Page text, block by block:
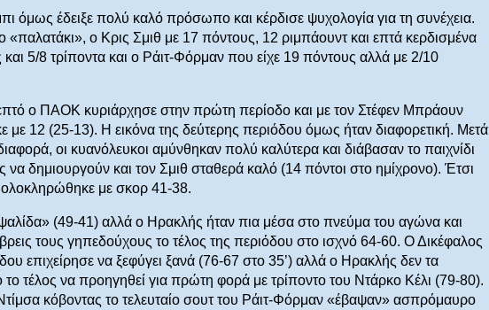
όμως έδειξε πολύ καλό πρόσωπο και κέρδισε ψυχολογία για τη συνέχεια.
ο Κρις Σμιθ με 17 πόντους, 12 ριμπάουντ και επτά κερδισμένα
5/8 τρίποντα και ο Ράιτ-Φόρμαν που είχε 19 πόντους αλλά με 2/10
ο ΠΑΟΚ κυριάρχησε στην πρώτη περίοδο και με τον Στέφεν Μπράουν
12 (25-13). Η εικόνα της δεύτερης περιόδου όμως ήταν διαφορετική. Μετά
οι κυανόλευκοι αμύνθηκαν πολύ καλύτερα και διάβασαν το παιχνίδι
να δημιουργούν και τον Σμιθ σταθερά καλό (14 πόντοι στο ημίχρονο). Έτσι
με σκορ 41-38.
(49-41) αλλά ο Ηρακλής ήταν πια μέσα στο πνεύμα του αγώνα και
τους γηπεδούχους το τέλος της περιόδου στο ισχνό 64-60. Ο Δικέφαλος
επιχείρησε να ξεφύγει ξανά (76-67 στο 35’) αλλά ο Ηρακλής δεν τα
τέλος να προηγηθεί για πρώτη φορά με τρίποντο του Ντάρκο Κέλι (79-80).
κόβοντας το τελευταίο σουτ του Ράιτ-Φόρμαν «έβαψαν» ασπρόμαυρο